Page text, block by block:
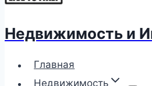
Недвижимость и
Главная
Недвижимость